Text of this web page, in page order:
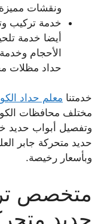
ونقشات
خدمة تركيب
أيضا خدمة
الأحجام
حداد مظلات
خدمتنا معلم حداد
مختلف محافظات
وتفصيل أبواب حديد
حديد متحركة جابر
وبأسعار رخيصة.
متخصص
حديد